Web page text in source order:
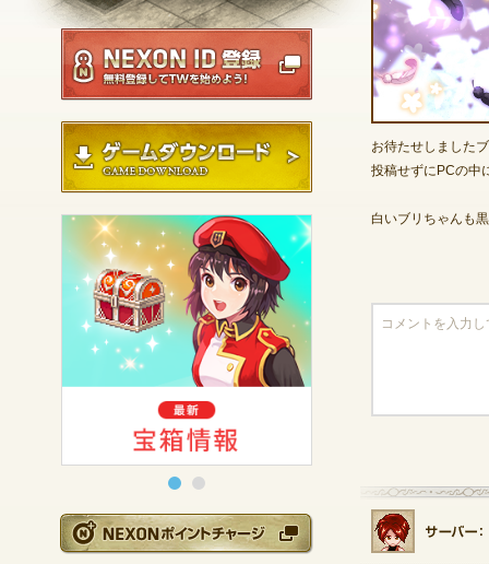
NEXON ID登録
NEXONポイントチ
お待たせしました
投稿せずにPCの中
白いブリちゃんも